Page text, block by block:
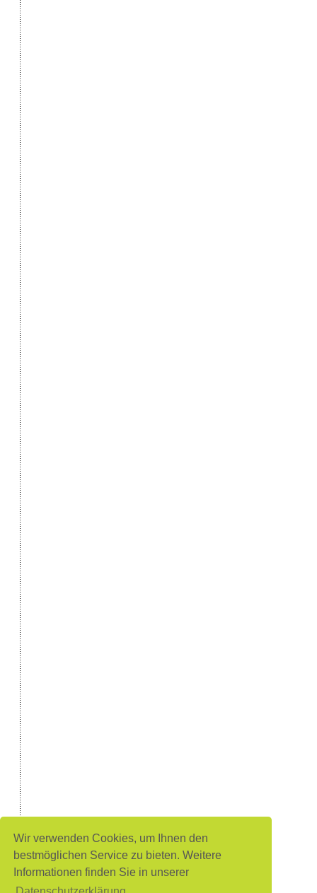
Wir verwenden Cookies, um Ihnen den
bestmöglichen Service zu bieten. Weitere
Informationen finden Sie in unserer